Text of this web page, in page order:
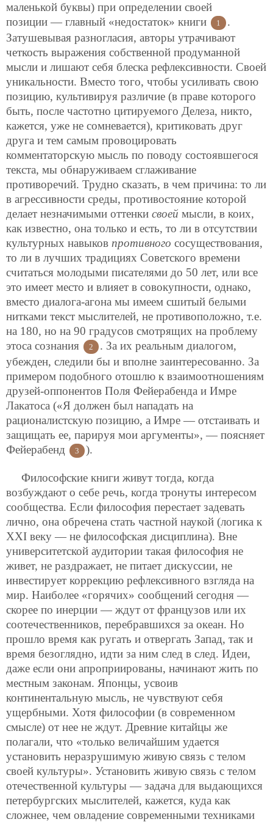
маленькой буквы) при определении своей
позиции — главный «недостаток» книги
1
.
Затушевывая разногласия, авторы утрачивают
четкость выражения собственной продуманной
мысли и лишают себя блеска рефлексивности. Своей
уникальности. Вместо того, чтобы усиливать свою
позицию, культивируя различие (в праве которого
быть, после частотно цитируемого Делеза, никто,
кажется, уже не сомневается), критиковать друг
друга и тем самым провоцировать
комментаторскую мысль по поводу состоявшегося
текста, мы обнаруживаем сглаживание
противоречий. Трудно сказать, в чем причина: то ли
в агрессивности среды, противостояние которой
делает незначимыми оттенки своей мысли, в коих,
как известно, она только и есть, то ли в отсутствии
культурных навыков противного сосуществования,
то ли в лучших традициях Советского времени
считаться молодыми писателями до 50 лет, или все
это имеет место и влияет в совокупности, однако,
вместо диалога-агона мы имеем сшитый белыми
нитками текст мыслителей, не противоположно, т.е.
на 180, но на 90 градусов смотрящих на проблему
этоса сознания
2
. За их реальным диалогом,
убежден, следили бы и вполне заинтересованно. За
примером подобного отошлю к взаимоотношениям
друзей-оппонентов Поля Фейерабенда и Имре
Лакатоса («Я должен был нападать на
рационалистскую позицию, а Имре — отстаивать и
защищать ее, парируя мои аргументы», — поясняет
Фейерабенд
3 ).
Философские книги живут тогда, когда
возбуждают о себе речь, когда тронуты интересом
сообщества. Если философия перестает задевать
лично, она обречена стать частной наукой (логика к
ХХI веку — не философская дисциплина). Вне
университетской аудитории такая философия не
живет, не раздражает, не питает дискуссии, не
инвестирует коррекцию рефлексивного взгляда на
мир. Наиболее «горячих» сообщений сегодня —
скорее по инерции — ждут от французов или их
соотечественников, перебравшихся за океан. Но
прошло время как ругать и отвергать Запад, так и
время безоглядно, идти за ним след в след. Идеи,
даже если они апроприированы, начинают жить по
местным законам. Японцы, усвоив
континентальную мысль, не чувствуют себя
ущербными. Хотя философии (в современном
смысле) от нее не ждут. Древние китайцы же
полагали, что «только величайшим удается
установить неразрушимую живую связь с телом
своей культуры». Установить живую связь с телом
отечественной культуры — задача для выдающихся
петербургских мыслителей, кажется, куда как
сложнее, чем овладение современными техниками